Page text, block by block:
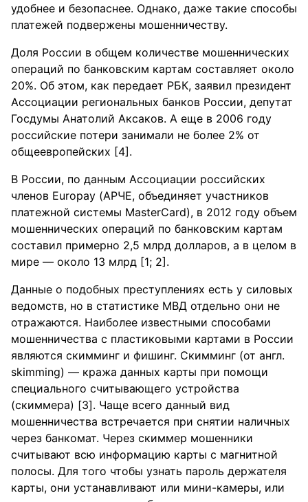
удобнее и безопаснее. Однако, даже такие способы
платежей подвержены мошенничеству.
Доля России в общем количестве мошеннических
операций по банковским картам составляет около
20%. Об этом, как передает РБК, заявил президент
Ассоциации региональных банков России, депутат
Госдумы Анатолий Аксаков. А еще в 2006 году
российские потери занимали не более 2% от
общеевропейских [4].
В России, по данным Ассоциации российских
членов Europay (АРЧЕ, объединяет участников
платежной системы MasterCard), в 2012 году объем
мошеннических операций по банковским картам
составил примерно 2,5 млрд долларов, а в целом в
мире — около 13 млрд [1; 2].
Данные о подобных преступлениях есть у силовых
ведомств, но в статистике МВД отдельно они не
отражаются. Наиболее известными способами
мошенничества с пластиковыми картами в России
являются скимминг и фишинг. Скимминг (от англ.
skimming) — кража данных карты при помощи
специального считывающего устройства
(скиммера) [3]. Чаще всего данный вид
мошенничества встречается при снятии наличных
через банкомат. Через скиммер мошенники
считывают всю информацию карты с магнитной
полосы. Для того чтобы узнать пароль держателя
карты, они устанавливают или мини-камеры, или